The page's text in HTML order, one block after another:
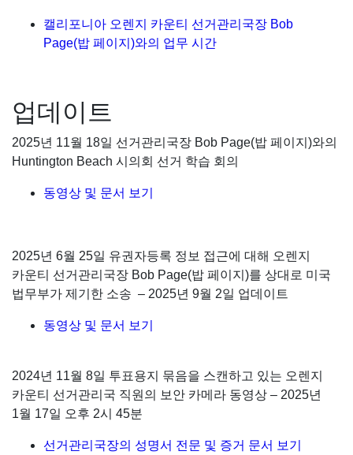
캘리포니아 오렌지 카운티 선거관리국장 Bob
Page(밥 페이지)와의 업무 시간
업데이트
2025년 11월 18일 선거관리국장 Bob Page(밥 페이지)와의
Huntington Beach 시의회 선거 학습 회의
동영상 및 문서 보기
2025년 6월 25일 유권자등록 정보 접근에 대해 오렌지
카운티 선거관리국장 Bob Page(밥 페이지)를 상대로 미국
법무부가 제기한 소송 – 2025년 9월 2일 업데이트
동영상 및 문서 보기
2024년 11월 8일 투표용지 묶음을 스캔하고 있는 오렌지
카운티 선거관리국 직원의 보안 카메라 동영상 – 2025년
1월 17일 오후 2시 45분
선거관리국장의 성명서 전문 및 증거 문서 보기